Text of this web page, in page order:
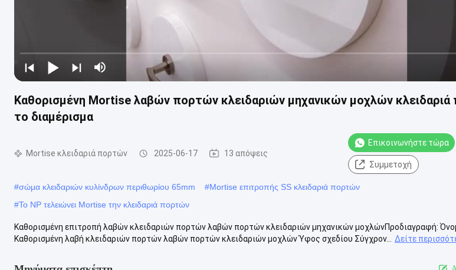
Καθορισμένη Mortise λαβών πορτών κλειδαριών μηχανικών μοχλών κλειδαριά
το διαμέρισμα
Mortise κλειδαριά πορτών 2025-06-17 13 απόψεις
Επικοινωνήστε τώρα
Συμμετοχή
#σώμα κλειδαριών κυλίνδρων περιθωρίου 65mm #Mortise επιτροπής SS κλειδαριά πορτών
#Το NP τελειώνει Mortise την κλειδαριά πορτών
Καθορισμένη επιτροπή λαβών κλειδαριών πορτών λαβών πορτών κλειδαριών μηχανικών μοχλώνΠροδιαγραφή:
Καθορισμένη λαβή κλειδαριών πορτών λαβών πορτών κλειδαριών μοχλών Ύφος σχεδίου Σύγχρον...
Δείτε